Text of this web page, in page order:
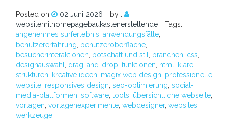
Posted on 02 Juni 2026
by :
websitemithomepagebaukastenerstellende
Tags:
angenehmes surferlebnis anwendungsfälle
benutzererfahrung
benutzeroberfläche
besucherinteraktionen
botschaft und stil branchen css
designauswahl
drag-and-drop funktionen html
klare
strukturen
kreative ideen magix web design professionelle
website responsives design seo-optimierung social-
media-plattformen software tools übersichtliche webseite
vorlagen vorlagenexperimente webdesigner, websites
werkzeuge